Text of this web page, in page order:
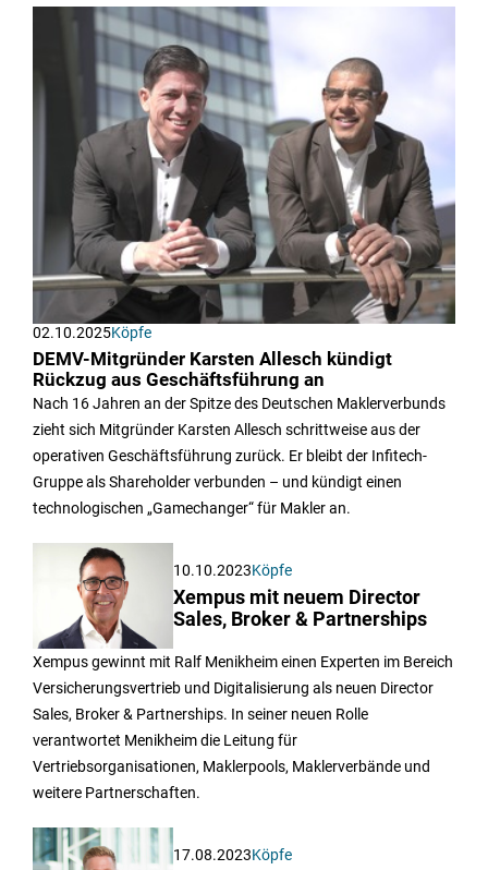
02.10.2025Köpfe
DEMV-Mitgründer Karsten Allesch kündigt
Rückzug aus Geschäftsführung an
Nach 16 Jahren an der Spitze des Deutschen Maklerverbunds
zieht sich Mitgründer Karsten Allesch schrittweise aus der
operativen Geschäftsführung zurück. Er bleibt der Infitech-
Gruppe als Shareholder verbunden – und kündigt einen
technologischen „Gamechanger“ für Makler an.
10.10.2023Köpfe
Xempus mit neuem Director
Sales, Broker & Partnerships
Xempus gewinnt mit Ralf Menikheim einen Experten im Bereich
Versicherungsvertrieb und Digitalisierung als neuen Director
Sales, Broker & Partnerships. In seiner neuen Rolle
verantwortet Menikheim die Leitung für
Vertriebsorganisationen, Maklerpools, Maklerverbände und
weitere Partnerschaften.
17.08.2023Köpfe